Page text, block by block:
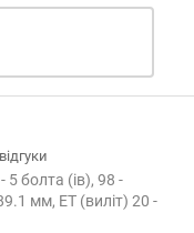
відгуки
5 болта (ів), 98 -
мм, ET (виліт) 20 -